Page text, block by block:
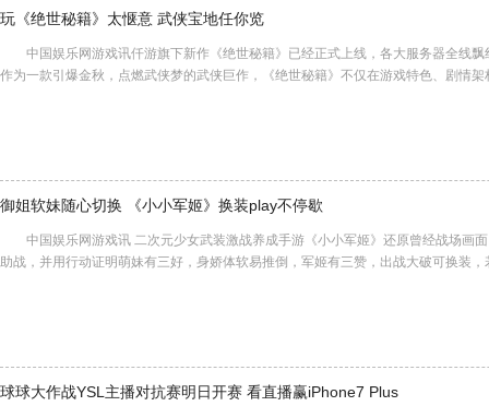
玩《绝世秘籍》太惬意 武侠宝地任你览
中国娱乐网游戏讯仟游旗下新作《绝世秘籍》已经正式上线，各大服务器全线飘
作为一款引爆金秋，点燃武侠梦的武侠巨作，《绝世秘籍》不仅在游戏特色、剧情
御姐软妹随心切换 《小小军姬》换装play不停歇
中国娱乐网游戏讯 二次元少女武装激战养成手游《小小军姬》还原曾经战场画
助战，并用行动证明萌妹有三好，身娇体软易推倒，军姬有三赞，出战大破可换装
球球大作战YSL主播对抗赛明日开赛 看直播赢iPhone7 Plus